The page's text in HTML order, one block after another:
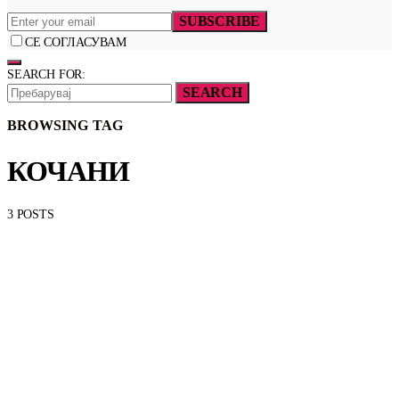
SUBSCRIBE
СЕ СОГЛАСУВАМ
SEARCH FOR:
SEARCH
BROWSING TAG
КОЧАНИ
3 POSTS